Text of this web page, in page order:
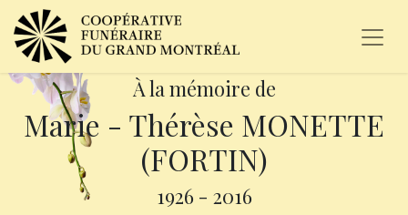
À la mémoire de
Marie - Thérèse MONETTE
(FORTIN)
1926 - 2016